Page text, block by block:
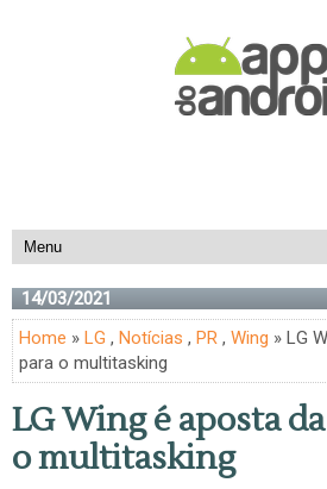
14/03/2021
Home » LG , Notícias , PR , Wing » LG
para o multitasking
LG Wing é aposta
o multitasking